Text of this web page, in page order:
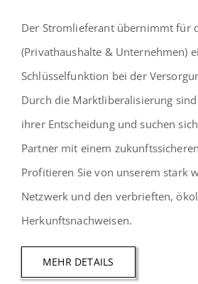
Der Stromlieferant übernimmt für
(Privathaushalte & Unternehmen)
Schlüsselfunktion bei der
Durch die Marktliberalisierung
ihrer Entscheidung und suchen
Partner mit einem
Profitieren Sie von unserem stark
Netzwerk und den verbrieften,
Herkunftsnachweisen.
MEHR DETAILS